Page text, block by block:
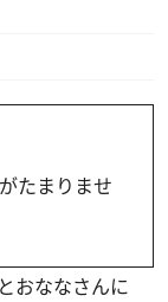
たまりませ
おななさんに